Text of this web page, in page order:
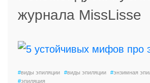
журнала MissLisse
#виды эпиляции #виды эпиляции #энзимная
#эпиляция